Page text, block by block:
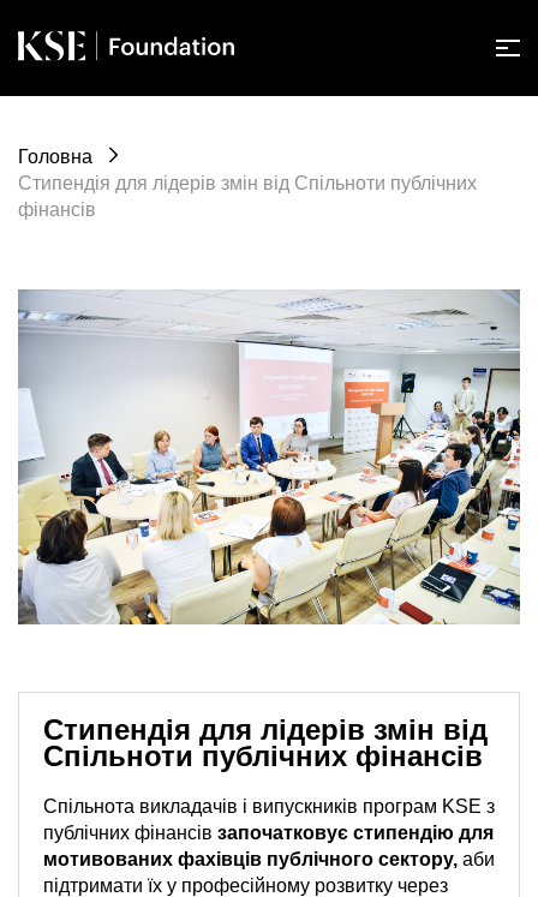
Головна
Стипендія для лідерів змін від Спільноти публічних
фінансів
Стипендія для лідерів змін від
Спільноти публічних фінансів
Спільнота викладачів і випускників програм KSE з
публічних фінансів започатковує стипендію для
мотивованих фахівців публічного сектору, аби
підтримати їх у професійному розвитку через